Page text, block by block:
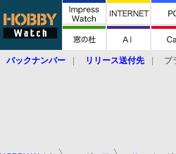
バックナンバー リリース送付先 プ